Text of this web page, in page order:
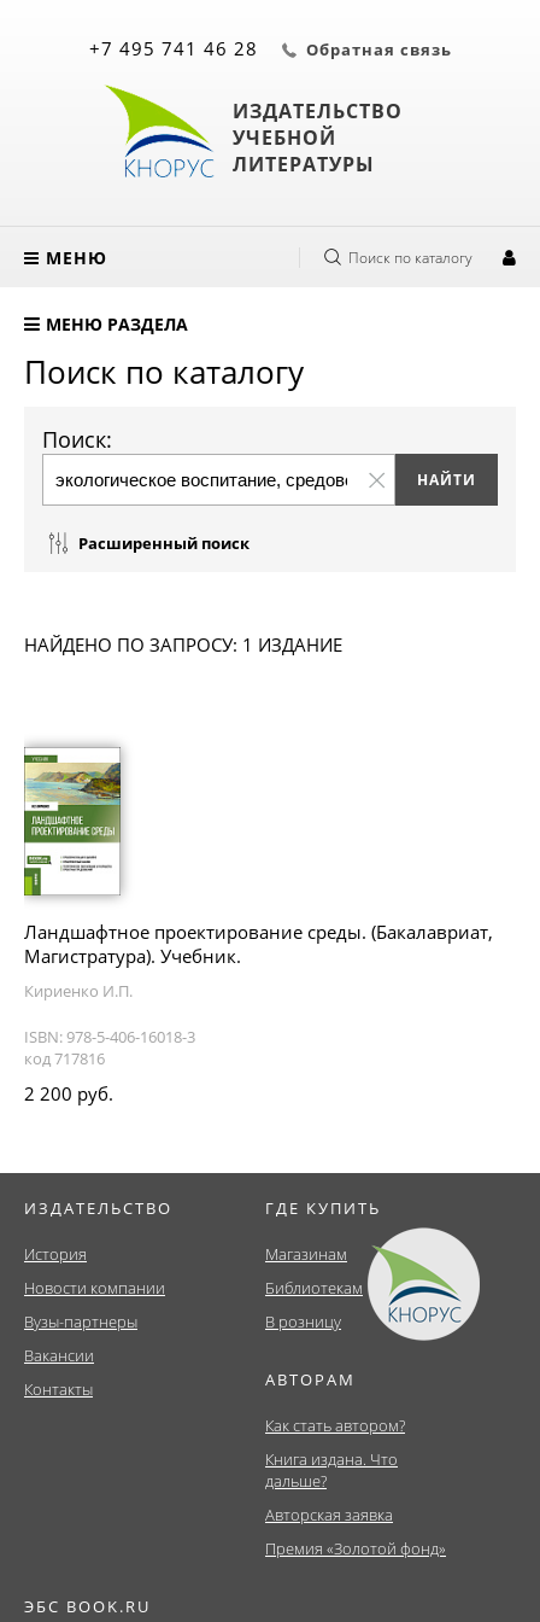
ИЗДАТЕЛЬСТВО
УЧЕБНОЙ
ЛИТЕРАТУРЫ
+7 495 741 46 28 Обратная связь
МЕНЮ Поиск по каталогу
МЕНЮ РАЗДЕЛА
Поиск по каталогу
Поиск:
Расширенный поиск
НАЙДЕНО ПО ЗАПРОСУ: 1 ИЗДАНИЕ
Ландшафтное проектирование среды. (Бакалавриат,
Магистратура). Учебник.
Кириенко И.П.
ISBN: 978-5-406-16018-3
код 717816
2 200 руб.
ИЗДАТЕЛЬСТВО
История
Новости компании
Вузы-партнеры
Вакансии
Контакты
ГДЕ КУПИТЬ
Магазинам
Библиотекам
В розницу
АВТОРАМ
Как стать автором?
Книга издана. Что
дальше?
Авторская заявка
Премия «Золотой фонд»
ЭБС BOOK.RU